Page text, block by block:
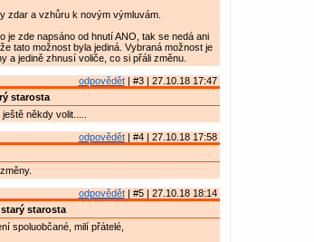
zdar a vzhůru k novým výmluvám.
je zde napsáno od hnutí ANO, tak se nedá ani
tato možnost byla jediná. Vybraná možnost je
a jedině zhnusí voliče, co si přáli změnu.
odpovědět| #3 | 27.10.18 17:47
starosta
někdy volit.....
odpovědět| #4 | 27.10.18 17:58
odpovědět| #5 | 27.10.18 18:14
starosta
spoluobčané, milí přátelé,